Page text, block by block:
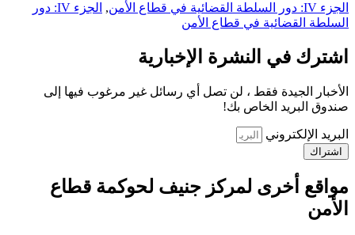
الجزء IV: دور السلطة القضائية في قطاع الأمن ,
الجزء IV: دور
السلطة القضائية في قطاع الأمن
اشترك في النشرة الإخبارية
الأخبار الجيدة فقط ، لن تصل أي رسائل غير مرغوب فيها إلى
صندوق البريد الخاص بك!
البريد الإلكتروني
اشتراك
مواقع أخرى لمركز جنيف لحوكمة قطاع
الأمن